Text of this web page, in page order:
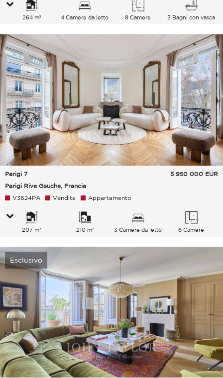
264 m² 4 Camere da letto 8 Camere 3 Bagni con vasca
Parigi 7
Parigi Rive Gauche, Francia
5 950 000 EUR
V3624PA Vendita Appartamento
207 m² 210 m² 3 Camere da letto 6 Camere
Esclusivo